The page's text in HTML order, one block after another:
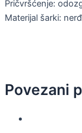
Pričvršćenje:
Materijal šarki:
Povezani